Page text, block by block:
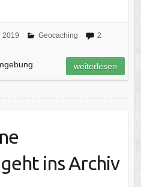
2019 Geocaching
2
weiterlesen
ins Archiv